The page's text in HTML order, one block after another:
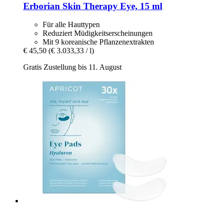
Erborian Skin Therapy Eye, 15 ml
Für alle Hauttypen
Reduziert Müdigkeitserscheinungen
Mit 9 koreanische Pflanzenextrakten
€ 45,50 (€ 3.033,33 / l)
Gratis Zustellung bis 11. August